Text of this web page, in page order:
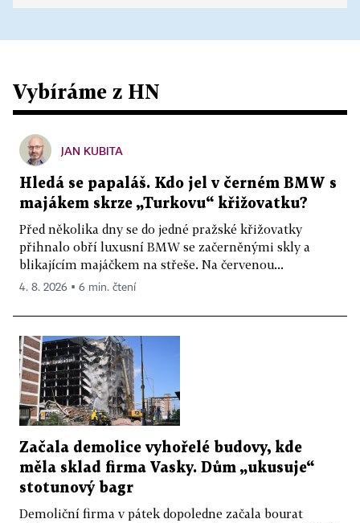
Vybíráme z HN
JAN KUBITA
Hledá se papaláš. Kdo jel v černém BMW s
majákem skrze „Turkovu“ křižovatku?
Před několika dny se do jedné pražské křižovatky
přihnalo obří luxusní BMW se začerněnými skly a
blikajícím majáčkem na střeše. Na červenou...
4. 8. 2026 ▪ 6 min. čtení
Začala demolice vyhořelé budovy, kde
měla sklad firma Vasky. Dům „ukusuje“
stotunový bagr
Demoliční firma v pátek dopoledne začala bourat